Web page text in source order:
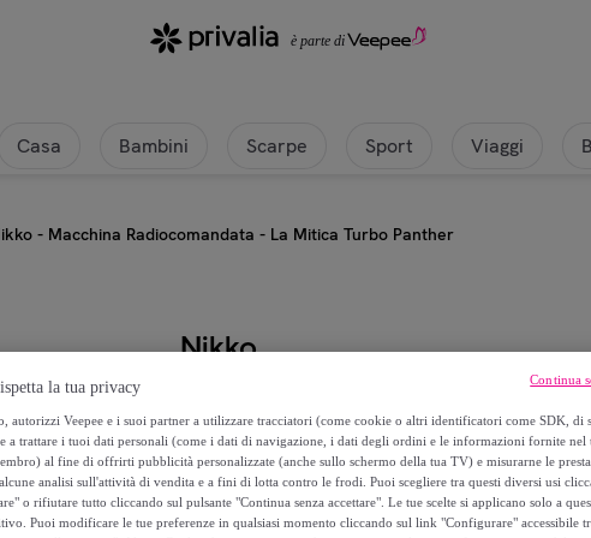
Casa Bambini Scarpe Sport Viaggi
- Macchina Radiocomandata - La Mitica Turbo Panther
Nikko
Nikko - Macchina Radiocomandata
21,99 €
44,99 €
la tua privacy
autorizzi Veepee e i suoi partner a utilizzare tracciatori (come cookie o altri identificatori come SDK, di
a trattare i tuoi dati personali (come i dati di navigazione, i dati degli ordini e le informazioni fornite nel
al fine di offrirti pubblicità personalizzate (anche sullo schermo della tua TV) e misurarne le
analisi sull'attività di vendita e a fini di lotta contro le frodi. Puoi scegliere tra questi diversi usi
o rifiutare tutto cliccando sul pulsante "Continua senza accettare". Le tue scelte si applicano solo a
Puoi modificare le tue preferenze in qualsiasi momento cliccando sul link "Configurare" accessibile
Continua